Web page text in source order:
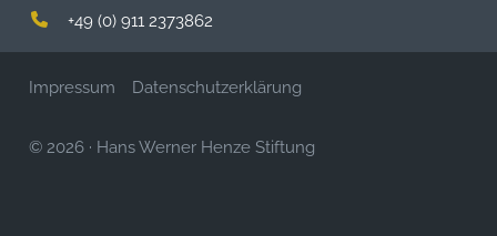
+49 (0) 911 2373862
Impressum Datenschutzerklärung
© 2026 · Hans Werner Henze Stiftung